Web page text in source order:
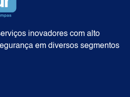
inovadores com alto
em diversos segmentos